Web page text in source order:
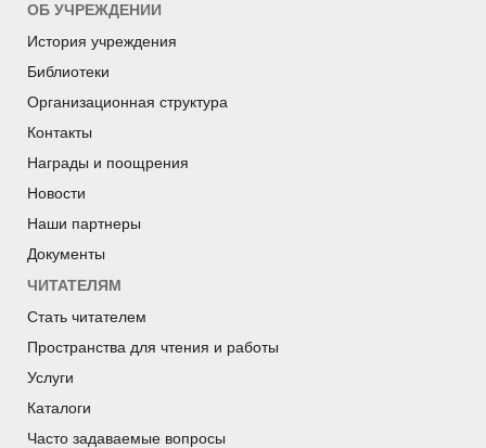
ОБ УЧРЕЖДЕНИИ
История учреждения
Библиотеки
Организационная структура
Контакты
Награды и поощрения
Новости
Наши партнеры
Документы
ЧИТАТЕЛЯМ
Стать читателем
Пространства для чтения и работы
Услуги
Каталоги
Часто задаваемые вопросы